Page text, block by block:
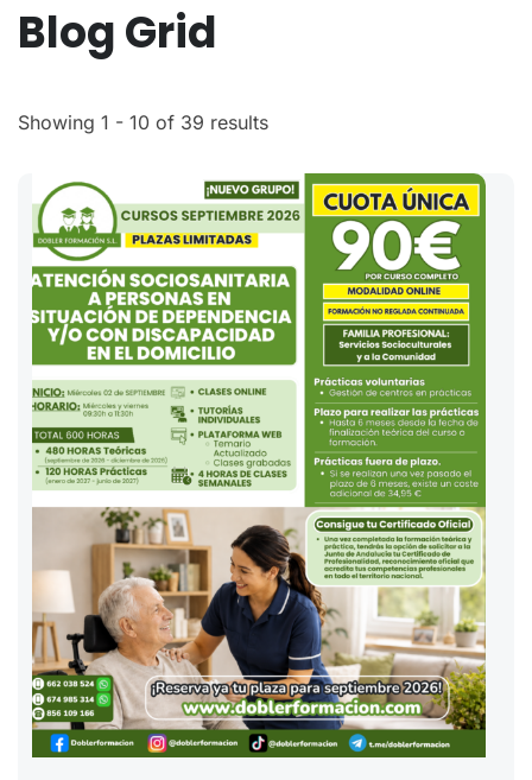
Blog Grid
Showing 1 - 10 of 39 results